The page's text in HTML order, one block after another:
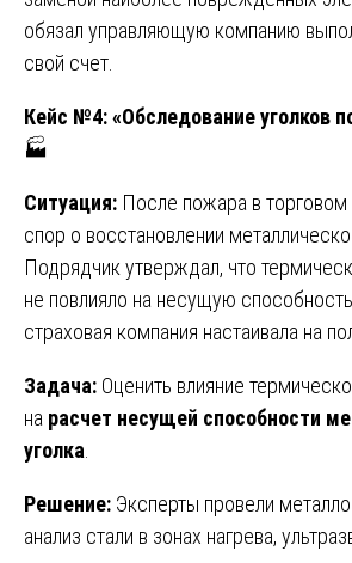
обязал управляющую компанию
свой счет.
Кейс №4: «Обследование уголков
🏭
Ситуация: После пожара в торговом
спор о восстановлении
Подрядчик утверждал, что
не повлияло на несущую
страховая компания настаивала на
Задача: Оценить влияние
на расчет несущей способности
уголка
Решение: Эксперты провели
анализ стали в зонах нагрева,